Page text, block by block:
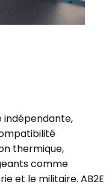
indépendante,
thermique,
comme
et le militaire. AB2E